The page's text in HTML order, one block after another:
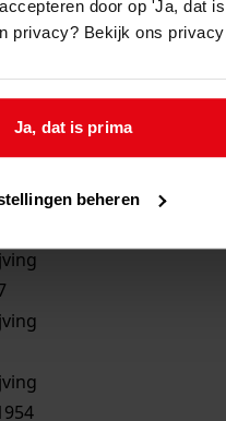
door op 'Ja, dat
privacy? Bekijk ons
Ja, dat is prima
beheren